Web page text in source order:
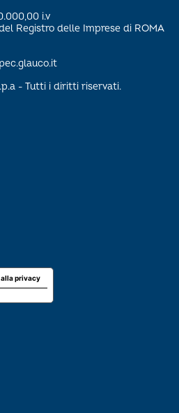
i.v
Registro delle Imprese di ROMA
- Tutti i diritti riservati.
privacy